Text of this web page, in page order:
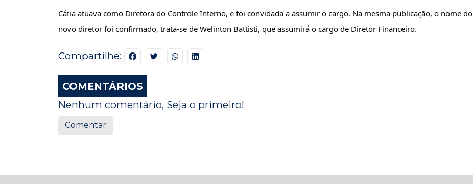
Cátia atuava como Diretora do Controle Interno, e foi convidada a assumir o cargo. Na mesma publicação, o nome do
novo diretor foi confirmado, trata-se de Welinton Battisti, que assumirá o cargo de Diretor Financeiro.
Compartilhe:
COMENTÁRIOS
Nenhum comentário, Seja o primeiro!
Comentar